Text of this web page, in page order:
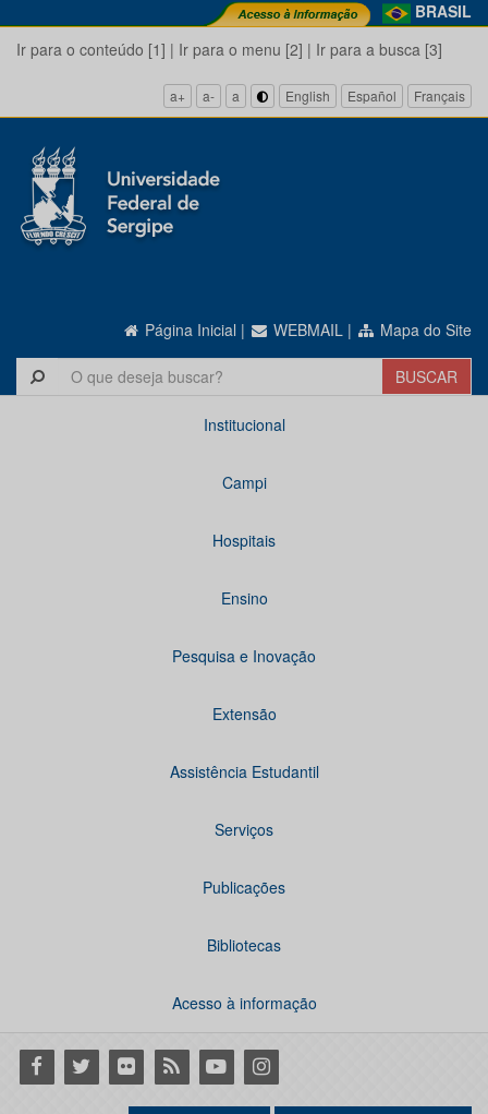
BRASIL
Ir para o conteúdo [1] | Ir para o menu [2] | Ir para a busca [3]
a+ a- a English Español Français
Página Inicial | WEBMAIL | Mapa do Site
Institucional
Campi
Hospitais
Ensino
Pesquisa e Inovação
Extensão
Assistência Estudantil
Serviços
Publicações
Bibliotecas
Acesso à informação
Facebook
Twitter Flickr RSS YoutubeInstagram